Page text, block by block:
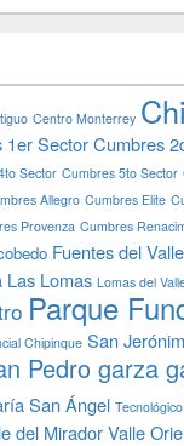
Centro Monterrey
1er SectorCumbres
Sector Cumbres 5to Sector
Allegro Cumbres Elite
Provenza Cumbres
Fuentes del Valle
Las Lomas Lomas del
Parque
Chipinque San
Pedro garza
San Ángel Tecnológico
del MiradorValle